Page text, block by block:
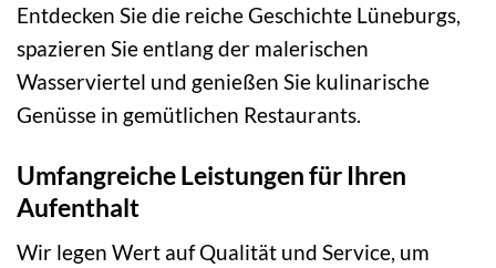
Entdecken Sie die reiche Geschichte Lüneburgs,
spazieren Sie entlang der malerischen
Wasserviertel und genießen Sie kulinarische
Genüsse in gemütlichen Restaurants.
Umfangreiche Leistungen für Ihren
Aufenthalt
Wir legen Wert auf Qualität und Service, um